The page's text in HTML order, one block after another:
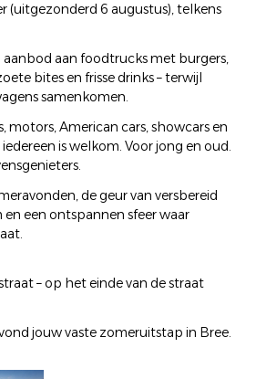
(uitgezonderd 6 augustus), telkens
aanbod aan foodtrucks met burgers,
bites en frisse drinks – terwijl
samenkomen.
motors, American cars, showcars en
is welkom. Voor jong en oud.
de geur van versbereid
een ontspannen sfeer waar
– op het einde van de straat
jouw vaste zomeruitstap in Bree.